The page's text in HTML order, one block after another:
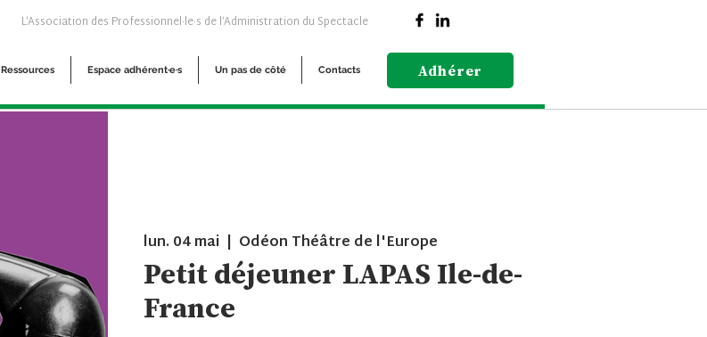
L’Association des Professionnel·le·s de l’Administration du Spectacle
Ressources Espace adhérent·e·s Un pas de côté Contacts Adhérer
lun. 04 mai
  |
Odéon Théâtre de l'Europe
Petit déjeuner LAPAS Ile-de-
France